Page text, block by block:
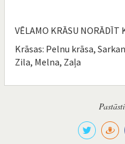
VĒLAMO KRĀSU NORĀDĪT
Krāsas: Pelnu krāsa,
Zila, Melna, Zaļa